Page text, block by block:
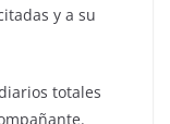
y a su
totales